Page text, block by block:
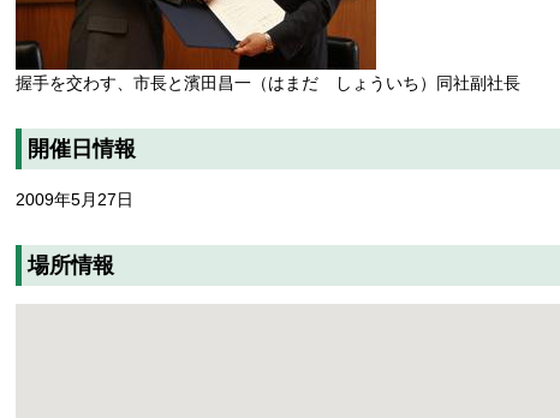
握手を交わす、市長と濱田昌一（はまだ しょういち）同社副社長
開催日情報
2009年5月27日
場所情報